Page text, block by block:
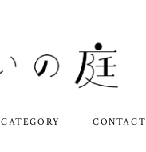
CATEGORY CONTACT